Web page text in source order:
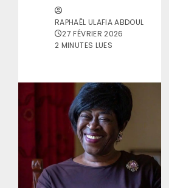
RAPHAËL ULAFIA ABDOUL
27 FÉVRIER 2026
2 MINUTES LUES